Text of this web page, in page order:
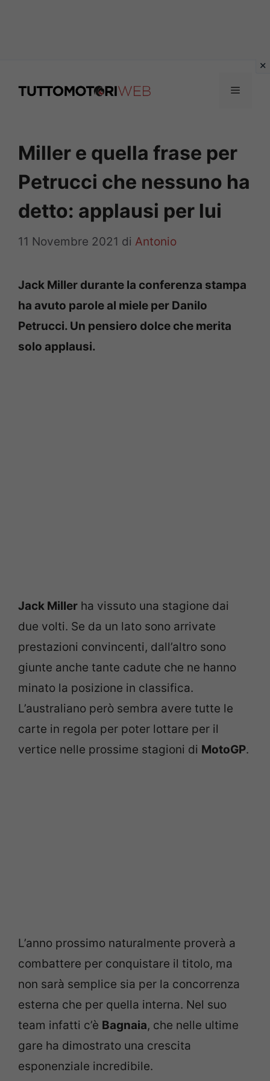
Menu
Miller e quella frase per
Petrucci che nessuno ha
detto: applausi per lui
11 Novembre 2021 di Antonio
Jack Miller durante la conferenza stampa
ha avuto parole al miele per Danilo
Petrucci. Un pensiero dolce che merita
solo applausi.
Jack Miller ha vissuto una stagione dai
due volti. Se da un lato sono arrivate
prestazioni convincenti, dall’altro sono
giunte anche tante cadute che ne hanno
minato la posizione in classifica.
L’australiano però sembra avere tutte le
carte in regola per poter lottare per il
vertice nelle prossime stagioni di MotoGP.
L’anno prossimo naturalmente proverà a
combattere per conquistare il titolo, ma
non sarà semplice sia per la concorrenza
esterna che per quella interna. Nel suo
team infatti c’è Bagnaia, che nelle ultime
gare ha dimostrato una crescita
esponenziale incredibile.